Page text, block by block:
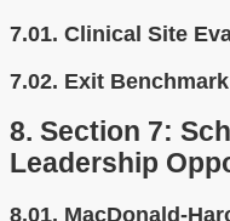
7.01. Clinical Site
7.02. Exit
8. Section 7:
Leadership
8.01. MacDonald-